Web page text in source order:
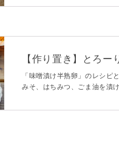
すよ！
【作り置き】とろー
「味噌漬け半熟卵」のレシピ
みそ、はちみつ、ごま油を漬
よ。